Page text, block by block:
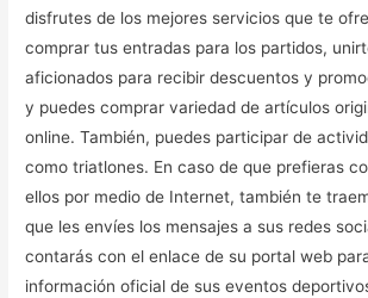
disfrutes de los mejores servicios que te
comprar tus entradas para los partidos,
aficionados para recibir descuentos y
y puedes comprar variedad de artículos
online. También, puedes participar de
como triatlones. En caso de que prefieras
ellos por medio de Internet, también te
que les envíes los mensajes a sus redes
contarás con el enlace de su portal web
información oficial de sus eventos